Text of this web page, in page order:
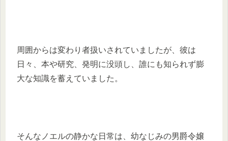
周囲からは変わり者扱いされていましたが、彼は
日々、本や研究、発明に没頭し、誰にも知られず膨
大な知識を蓄えていました。
そんなノエルの静かな日常は、幼なじみの男爵令嬢